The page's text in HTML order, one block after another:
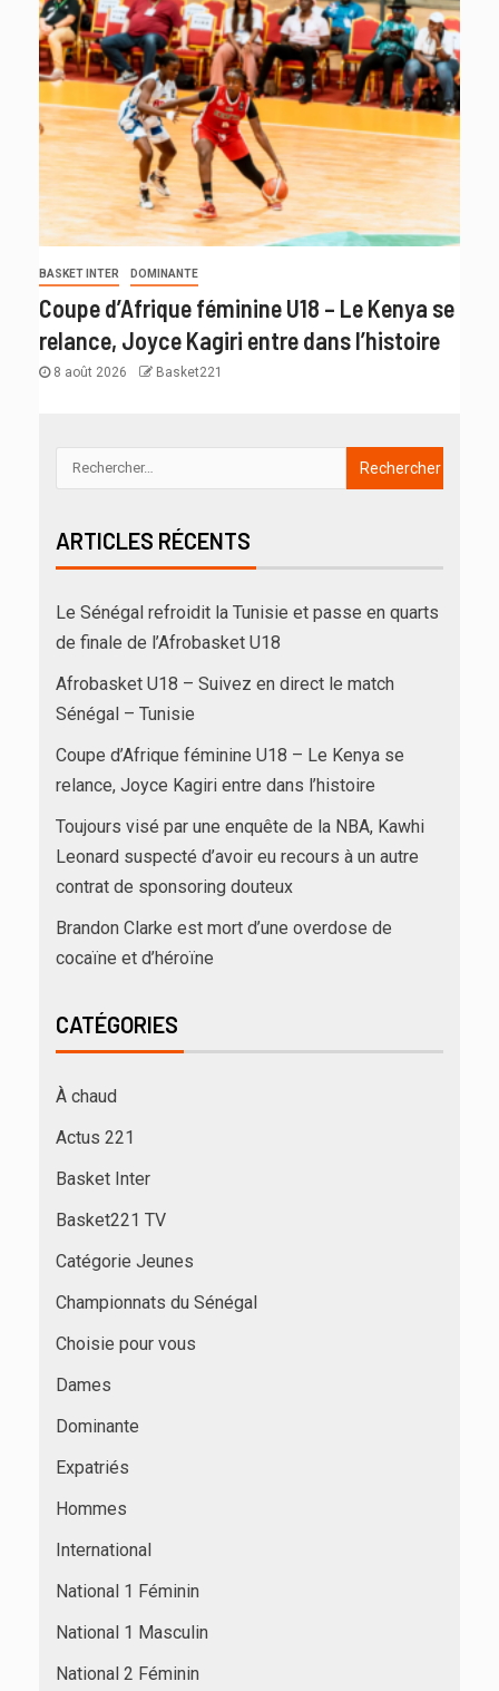
BASKET INTER DOMINANTE
Coupe d’Afrique féminine U18 – Le Kenya se
relance, Joyce Kagiri entre dans l’histoire
8 août 2026 Basket221
ARTICLES RÉCENTS
Le Sénégal refroidit la Tunisie et passe en quarts
de finale de l’Afrobasket U18
Afrobasket U18 – Suivez en direct le match
Sénégal – Tunisie
Coupe d’Afrique féminine U18 – Le Kenya se
relance, Joyce Kagiri entre dans l’histoire
Toujours visé par une enquête de la NBA, Kawhi
Leonard suspecté d’avoir eu recours à un autre
contrat de sponsoring douteux
Brandon Clarke est mort d’une overdose de
cocaïne et d’héroïne
CATÉGORIES
À chaud
Actus 221
Basket Inter
Basket221 TV
Catégorie Jeunes
Championnats du Sénégal
Choisie pour vous
Dames
Dominante
Expatriés
Hommes
International
National 1 Féminin
National 1 Masculin
National 2 Féminin